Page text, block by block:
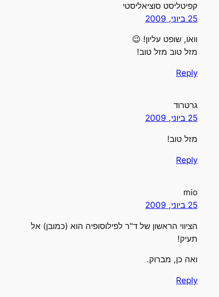
קפיטליסט סוציאליסטי
25 ביוני, 2009
וואו, שופט עליון! 😉
מזל טוב מזל טוב!
Reply
גרטרוד
25 ביוני, 2009
מזל טוב!
Reply
mio
25 ביוני, 2009
הציווי הראשון של ד"ר לפילוסופיה הוא (כמובן) אל
תעיק!
ואה כן, מברוק.
Reply